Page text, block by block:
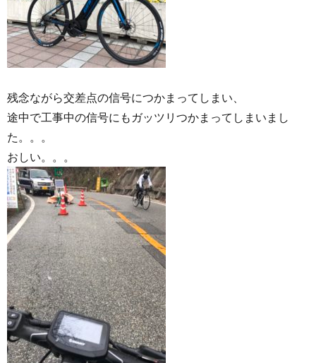
残念ながら交差点の信号につかまってしまい、
途中で工事中の信号にもガッツリつかまってしまいまし
た。。。
おしい。。。